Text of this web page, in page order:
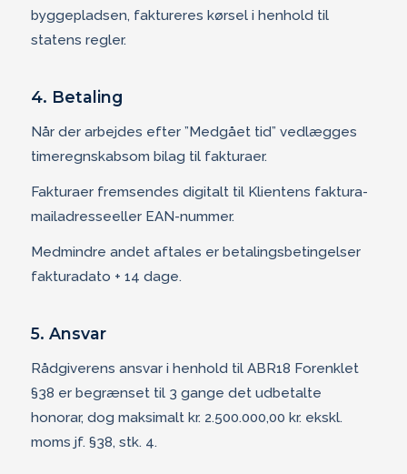
byggepladsen, faktureres kørsel i henhold til
statens regler.
4. Betaling
Når der arbejdes efter ”Medgået tid” vedlægges
timeregnskabsom bilag til fakturaer.
Fakturaer fremsendes digitalt til Klientens faktura-
mailadresseeller EAN-nummer.
Medmindre andet aftales er betalingsbetingelser
fakturadato + 14 dage.
5. Ansvar
Rådgiverens ansvar i henhold til ABR18 Forenklet
§38 er begrænset til 3 gange det udbetalte
honorar, dog maksimalt kr. 2.500.000,00 kr. ekskl.
moms jf. §38, stk. 4.